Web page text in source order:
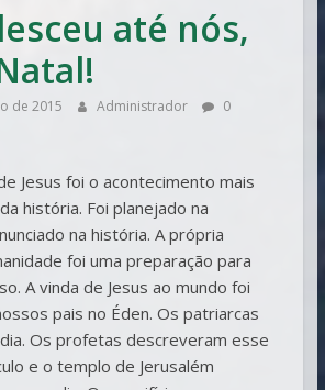
até nós,
de 2015 Administrador
0
Jesus foi o acontecimento mais
história. Foi planejado na
na história. A própria
foi uma preparação para
A vinda de Jesus ao mundo foi
pais no Éden. Os patriarcas
Os profetas descreveram esse
e o templo de Jerusalém